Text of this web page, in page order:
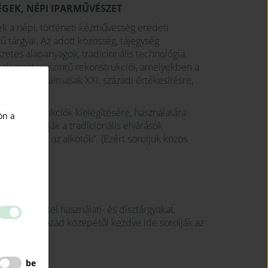
NÉPI IPARMŰVÉSZET
a népi, történeti kézművesség eredeti
Az adott közösség, tájegység
alapanyagok, tradicionális technológia,
mesteri szintű rekonstrukciói, amelyekben a
alkalmasak XXI. századi értékesítésre,
funkciók kielégítésére, használatára
de betartják a tradicionális elvárások
az alkotók”. (Ezért soroljuk közös
amelyekkel használati- és dísztárgyakat,
A 20. század közepétől kezdve ide sorolják az
a
be